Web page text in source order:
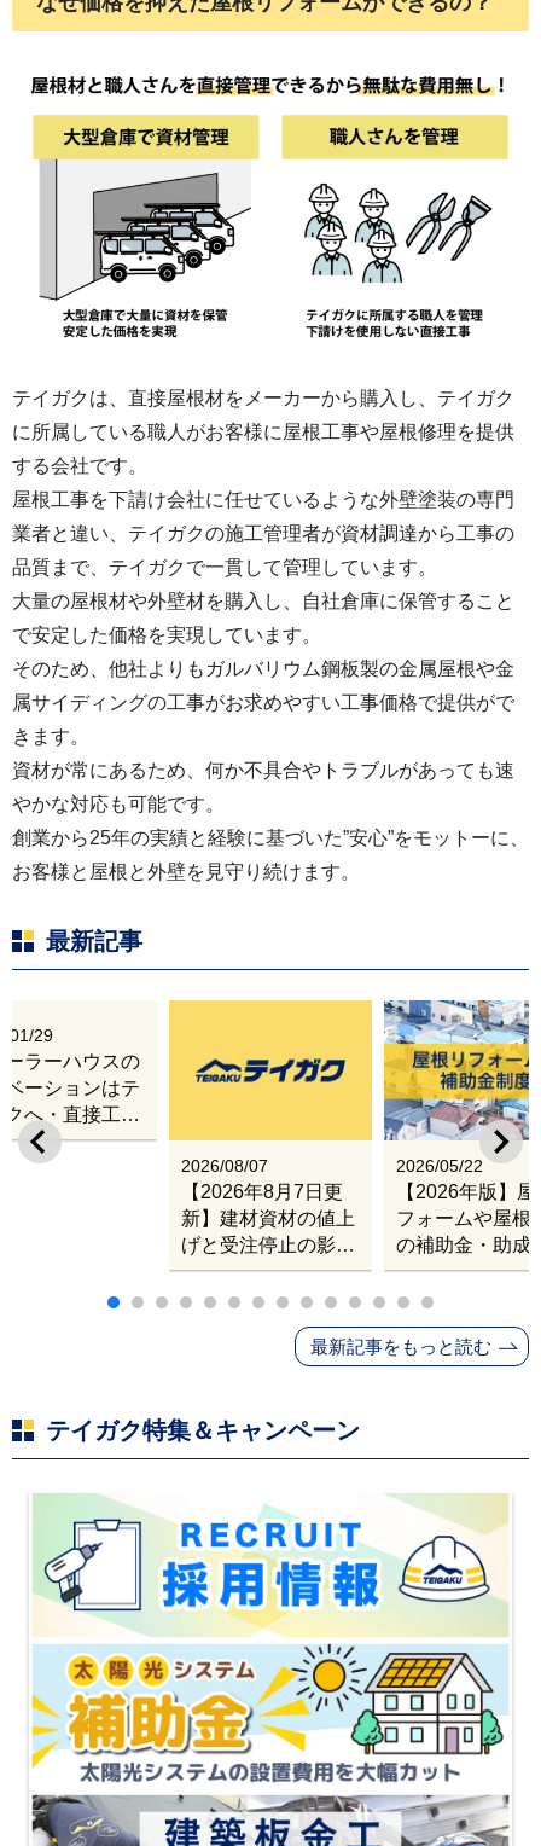
テイガクは、直接屋根材をメーカーから購入し、テイガク
に所属している職人がお客様に屋根工事や屋根修理を提供
する会社です。
屋根工事を下請け会社に任せているような外壁塗装の専門
業者と違い、テイガクの施工管理者が資材調達から工事の
品質まで、テイガクで一貫して管理しています。
大量の屋根材や外壁材を購入し、自社倉庫に保管すること
で安定した価格を実現しています。
そのため、他社よりもガルバリウム鋼板製の金属屋根や金
属サイディングの工事がお求めやすい工事価格で提供がで
きます。
資材が常にあるため、何か不具合やトラブルがあっても速
やかな対応も可能です。
創業から25年の実績と経験に基づいた”安心”をモットーに、
お客様と屋根と外壁を見守り続けます。
最新記事
2026/08/07
【2026年8月7日更
新】建材資材の値上
げと受注停止の影響
｜塗料・屋根材・シ
ンナー・断熱材・ル
ーフィングの値上げ
と材料入手困難・出
2026/05/22
【2026年版】
フォームや屋根
の補助金・助成
業
01/29
ーラーハウスの
ベーションはテ
クへ・直接工事
張改修サービス
最新記事をもっと読む
テイガク特集＆キャンペーン